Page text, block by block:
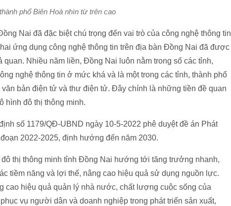
phố Biên Hoà nhìn từ trên cao
Nai đã đặc biệt chú trọng đến vai trò của công nghệ thông tin
ứng dụng công nghệ thông tin trên địa bàn Đồng Nai đã được
Nhiều năm liền, Đồng Nai luôn nằm trong số các tỉnh,
nghệ thông tin ở mức khá và là một trong các tỉnh, thành phố
bản điện tử và thư điện tử. Đây chính là những tiền đề quan
hình đô thị thông minh.
số 1179/QĐ-UBND ngày 10-5-2022 phê duyệt đề án Phát
2022-2025, định hướng đến năm 2030.
đô thị thông minh tỉnh Đồng Nai hướng tới tăng trưởng nhanh,
tiềm năng và lợi thế, nâng cao hiệu quả sử dụng nguồn lực.
cao hiệu quả quản lý nhà nước, chất lượng cuộc sống của
vụ người dân và doanh nghiệp trong phát triển sản xuất,